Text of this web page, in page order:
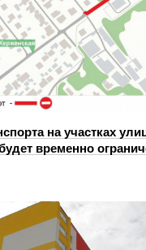
на участках
временно